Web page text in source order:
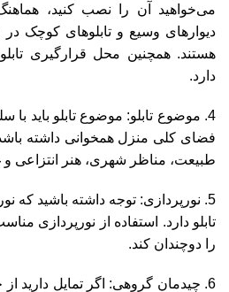
می‌خواهید آن را نصب کنید،
دیوارهای وسیع و تابلوهای کوچک
هستند. همچنین محل قرارگیری
دارد.
4. موضوع تابلو: موضوع تابلو باید
فضای کلی منزل همخوانی داشته
طبیعت، مناظر شهری، هنر انتزاعی و
5. نورپردازی: توجه داشته باشید که
تابلو دارد. استفاده از نورپردازی
را دوچندان کند.
6. چیدمان گروهی: اگر تمایل دارید از